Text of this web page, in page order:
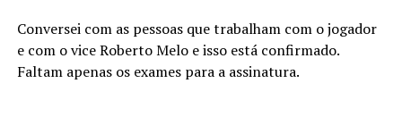
Conversei com as pessoas que trabalham com o jogador
e com o vice Roberto Melo e isso está confirmado.
Faltam apenas os exames para a assinatura.